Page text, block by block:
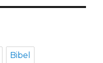
Bibel